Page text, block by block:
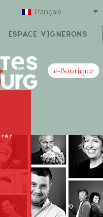
Français
ESPACE VIGNERONS
e-Boutique